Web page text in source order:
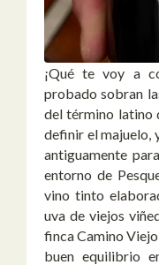
¡Qué te voy a
probado sobran
del término latino
definir el majuelo,
antiguamente
entorno de
vino tinto
uva de viejos
finca Camino
buen equilibrio